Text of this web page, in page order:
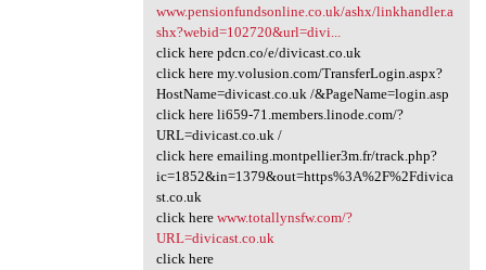
www.pensionfundsonline.co.uk/ashx/linkhandler.a
shx?webid=102720&url=divi...
click here pdcn.co/e/divicast.co.uk
click here my.volusion.com/TransferLogin.aspx?
HostName=divicast.co.uk /&PageName=login.asp
click here li659-71.members.linode.com/?
URL=divicast.co.uk /
click here emailing.montpellier3m.fr/track.php?
ic=1852&in=1379&out=https%3A%2F%2Fdivica
st.co.uk
click here www.totallynsfw.com/?
URL=divicast.co.uk
click here